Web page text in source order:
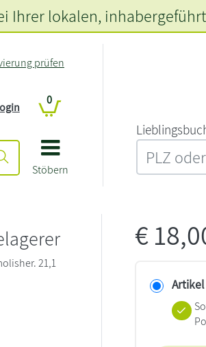
Stöbern
prüfen
0
Ihrer lokalen,
21,1
€